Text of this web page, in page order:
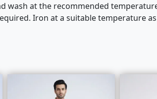
wash at the recommended
Iron at a suitable temperature